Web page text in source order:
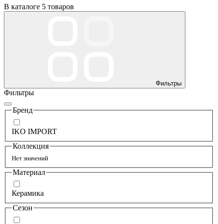
В каталоге 5 товаров
Фильтры
Фильтры
Бренд
IKO IMPORT
Коллекция
Нет значений
Материал
Керамика
Сезон